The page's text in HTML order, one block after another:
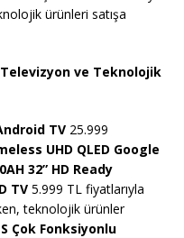
ürünleri satışa
Televizyon ve Teknolojik
TV 25.999
UHD QLED Google
32” HD Ready
TV 5.999 TL fiyatlarıyla
teknolojik ürünler
Çok Fonksiyonlu